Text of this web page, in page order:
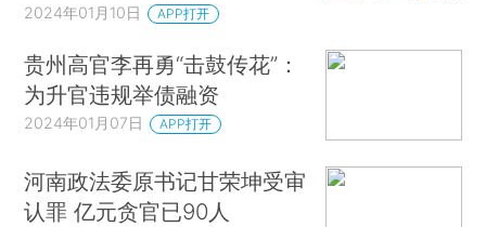
2024年01月10日 APP打开
贵州高官李再勇“击鼓传花”：
为升官违规举债融资
2024年01月07日 APP打开
河南政法委原书记甘荣坤受审
认罪 亿元贪官已90人